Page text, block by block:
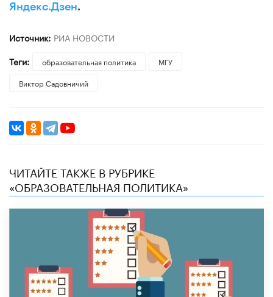
Яндекс.Дзен.
Источник: РИА НОВОСТИ
Теги:
образовательная политика
МГУ
Виктор Садовничий
ЧИТАЙТЕ ТАКЖЕ В РУБРИКЕ
«ОБРАЗОВАТЕЛЬНАЯ ПОЛИТИКА»